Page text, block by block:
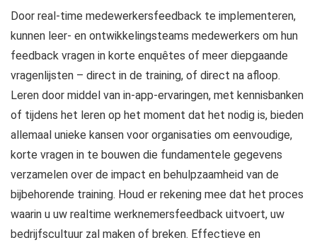
Door real-time medewerkersfeedback te implementeren,
kunnen leer- en ontwikkelingsteams medewerkers om hun
feedback vragen in korte enquêtes of meer diepgaande
vragenlijsten – direct in de training, of direct na afloop.
Leren door middel van in-app-ervaringen, met kennisbanken
of tijdens het leren op het moment dat het nodig is, bieden
allemaal unieke kansen voor organisaties om eenvoudige,
korte vragen in te bouwen die fundamentele gegevens
verzamelen over de impact en behulpzaamheid van de
bijbehorende training. Houd er rekening mee dat het proces
waarin u uw realtime werknemersfeedback uitvoert, uw
bedrijfscultuur zal maken of breken. Effectieve en